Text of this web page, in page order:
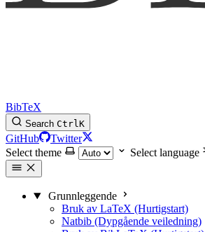
BibTeX
Search CtrlK
GitHub
Twitter
Select theme
Select language
Grunnleggende
Bruk av LaTeX (Hurtigstart)
Natbib (Dypgående veiledning)